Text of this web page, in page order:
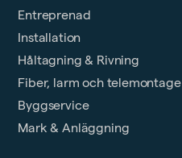
Entreprenad
Installation
Håltagning & Rivning
Fiber, larm och telemontage
Byggservice
Mark & Anläggning